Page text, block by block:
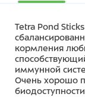
Tetra Pond
кормления
иммунной
Очень хорошо